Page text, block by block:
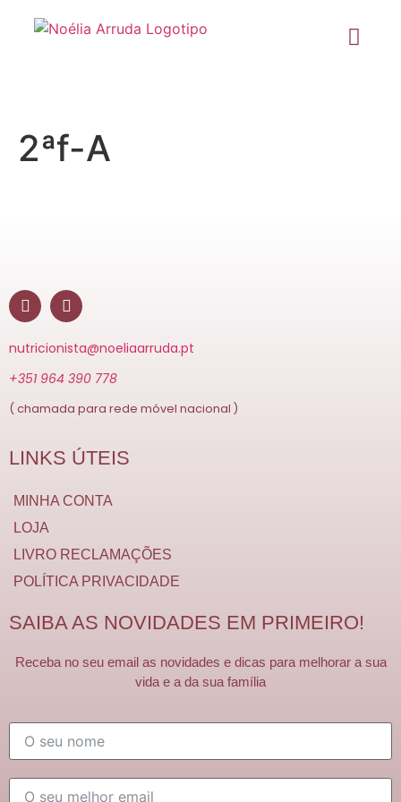
2ªf-A
nutricionista@noeliaarruda.pt
+351 964 390 778
( chamada para rede móvel nacional )
LINKS ÚTEIS
MINHA CONTA
LOJA
LIVRO RECLAMAÇÕES
POLÍTICA PRIVACIDADE
SAIBA AS NOVIDADES EM PRIMEIRO!
Receba no seu email as novidades e dicas para melhorar a sua
vida e a da sua família